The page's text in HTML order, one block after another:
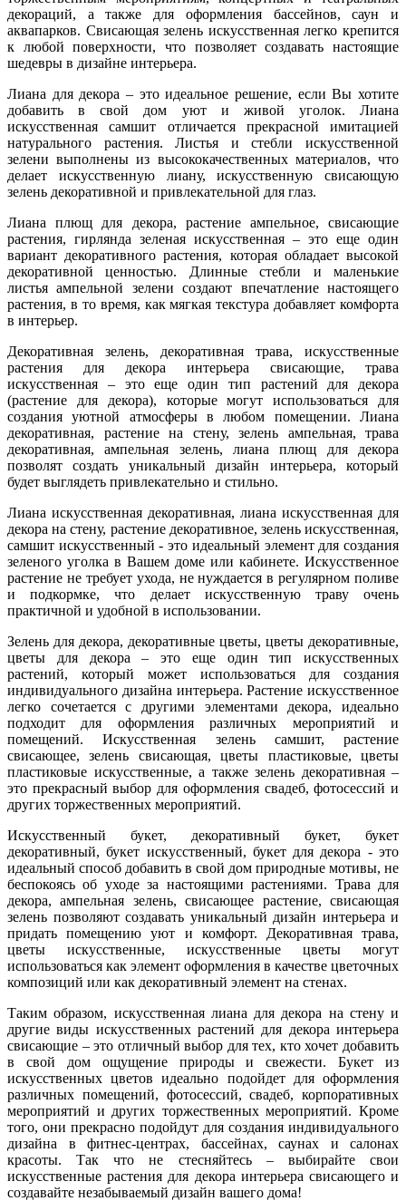
декораций, а также для оформления бассейнов, саун и
аквапарков. Свисающая зелень искусственная легко крепится
к любой поверхности, что позволяет создавать настоящие
шедевры в дизайне интерьера.
Лиана для декора – это идеальное решение, если Вы хотите
добавить в свой дом уют и живой уголок. Лиана
искусственная самшит отличается прекрасной имитацией
натурального растения. Листья и стебли искусственной
зелени выполнены из высококачественных материалов, что
делает искусственную лиану, искусственную свисающую
зелень декоративной и привлекательной для глаз.
Лиана плющ для декора, растение ампельное, свисающие
растения, гирлянда зеленая искусственная – это еще один
вариант декоративного растения, которая обладает высокой
декоративной ценностью. Длинные стебли и маленькие
листья ампельной зелени создают впечатление настоящего
растения, в то время, как мягкая текстура добавляет комфорта
в интерьер.
Декоративная зелень, декоративная трава, искусственные
растения для декора интерьера свисающие, трава
искусственная – это еще один тип растений для декора
(растение для декора), которые могут использоваться для
создания уютной атмосферы в любом помещении. Лиана
декоративная, растение на стену, зелень ампельная, трава
декоративная, ампельная зелень, лиана плющ для декора
позволят создать уникальный дизайн интерьера, который
будет выглядеть привлекательно и стильно.
Лиана искусственная декоративная, лиана искусственная для
декора на стену, растение декоративное, зелень искусственная,
самшит искусственный - это идеальный элемент для создания
зеленого уголка в Вашем доме или кабинете. Искусственное
растение не требует ухода, не нуждается в регулярном поливе
и подкормке, что делает искусственную траву очень
практичной и удобной в использовании.
Зелень для декора, декоративные цветы, цветы декоративные,
цветы для декора – это еще один тип искусственных
растений, который может использоваться для создания
индивидуального дизайна интерьера. Растение искусственное
легко сочетается с другими элементами декора, идеально
подходит для оформления различных мероприятий и
помещений. Искусственная зелень самшит, растение
свисающее, зелень свисающая, цветы пластиковые, цветы
пластиковые искусственные, а также зелень декоративная –
это прекрасный выбор для оформления свадеб, фотосессий и
других торжественных мероприятий.
Искусственный букет, декоративный букет, букет
декоративный, букет искусственный, букет для декора - это
идеальный способ добавить в свой дом природные мотивы, не
беспокоясь об уходе за настоящими растениями. Трава для
декора, ампельная зелень, свисающее растение, свисающая
зелень позволяют создавать уникальный дизайн интерьера и
придать помещению уют и комфорт. Декоративная трава,
цветы искусственные, искусственные цветы могут
использоваться как элемент оформления в качестве цветочных
композиций или как декоративный элемент на стенах.
Таким образом, искусственная лиана для декора на стену и
другие виды искусственных растений для декора интерьера
свисающие – это отличный выбор для тех, кто хочет добавить
в свой дом ощущение природы и свежести. Букет из
искусственных цветов идеально подойдет для оформления
различных помещений, фотосессий, свадеб, корпоративных
мероприятий и других торжественных мероприятий. Кроме
того, они прекрасно подойдут для создания индивидуального
дизайна в фитнес-центрах, бассейнах, саунах и салонах
красоты. Так что не стесняйтесь – выбирайте свои
искусственные растения для декора интерьера свисающего и
создавайте незабываемый дизайн вашего дома!